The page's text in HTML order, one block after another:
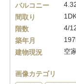
バルコニー
間取り
階数
4/
築年月
建物現況
空
画像カテゴリ